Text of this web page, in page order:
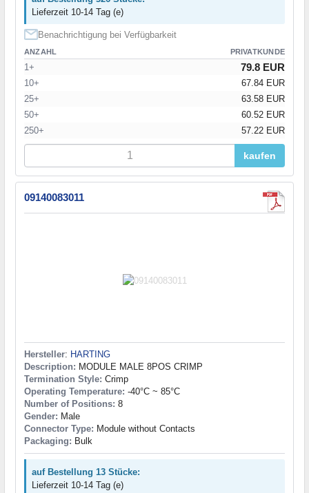
Lieferzeit 10-14 Tag (e)
Benachrichtigung bei Verfügbarkeit
ANZAHL PRIVATKUNDE
1+ 79.8 EUR
10+
67.84 EUR
25+
63.58 EUR
50+
60.52 EUR
250+
57.22 EUR
kaufen
09140083011
Hersteller: HARTING
Description: MODULE MALE 8POS CRIMP
Termination Style: Crimp
Operating Temperature: -40°C ~ 85°C
Number of Positions: 8
Gender: Male
Connector Type: Module without Contacts
Packaging: Bulk
auf Bestellung 13 Stücke:
Lieferzeit 10-14 Tag (e)